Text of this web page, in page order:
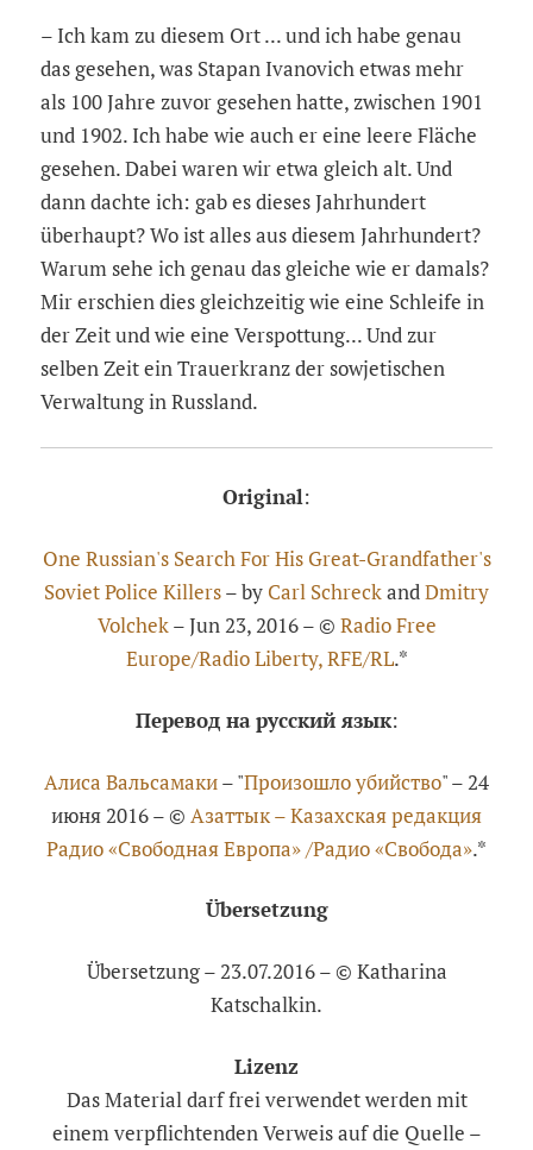
– Ich kam zu diesem Ort ... und ich habe genau
das gesehen, was Stapan Ivanovich etwas mehr
als 100 Jahre zuvor gesehen hatte, zwischen 1901
und 1902. Ich habe wie auch er eine leere Fläche
gesehen. Dabei waren wir etwa gleich alt. Und
dann dachte ich: gab es dieses Jahrhundert
überhaupt? Wo ist alles aus diesem Jahrhundert?
Warum sehe ich genau das gleiche wie er damals?
Mir erschien dies gleichzeitig wie eine Schleife in
der Zeit und wie eine Verspottung... Und zur
selben Zeit ein Trauerkranz der sowjetischen
Verwaltung in Russland.
Original:
One Russian's Search For His Great-Grandfather's
Soviet Police Killers– by Carl SchreckandDmitry
Volchek– Jun 23, 2016 – © Radio Free
Europe/Radio Liberty, RFE/RL.*
Перевод на русский язык:
Алиса Вальсамаки– "Произошло убийство" – 24
июня 2016 – © Азаттык – Казахская редакция
Радио «Свободная Европа» /Радио «Свобода».*
Übersetzung
Übersetzung – 23.07.2016 – © Katharina
Katschalkin.
Lizenz
Das Material darf frei verwendet werden mit
einem verpflichtenden Verweis auf die Quelle –